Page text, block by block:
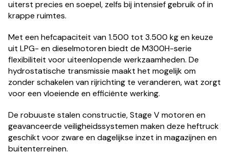
uiterst precies en soepel, zelfs bij intensief gebruik of in
krappe ruimtes.
Met een hefcapaciteit van 1.500 tot 3.500 kg en keuze
uit LPG- en dieselmotoren biedt de M300H-serie
flexibiliteit voor uiteenlopende werkzaamheden. De
hydrostatische transmissie maakt het mogelijk om
zonder schakelen van rijrichting te veranderen, wat zorgt
voor een vloeiende en efficiënte werking.
De robuuste stalen constructie, Stage V motoren en
geavanceerde veiligheidssystemen maken deze heftruck
geschikt voor zware en dagelijkse inzet in magazijnen en
buitenterreinen.